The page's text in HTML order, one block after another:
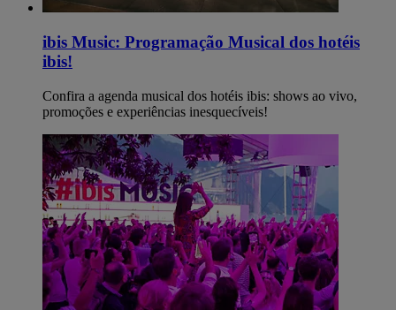
ibis Music: Programação Musical dos hotéis
ibis!
Confira a agenda musical dos hotéis ibis: shows ao vivo,
promoções e experiências inesquecíveis!